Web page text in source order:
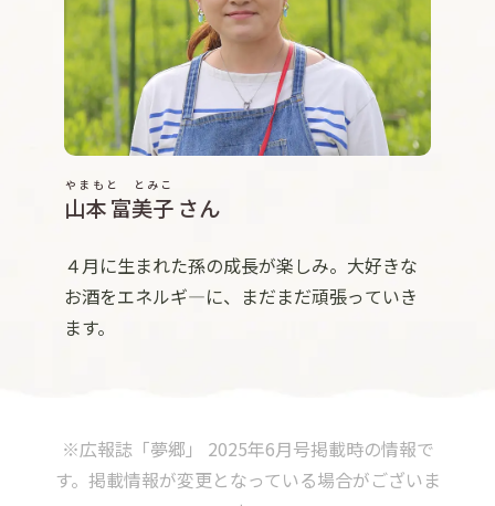
山本 富美子
やまもと とみこ
さん
４月に生まれた孫の成長が楽しみ。大好きな
お酒をエネルギ―に、まだまだ頑張っていき
ます。
※広報誌「夢郷」 2025年6月号掲載時の情報で
す。掲載情報が変更となっている場合がございま